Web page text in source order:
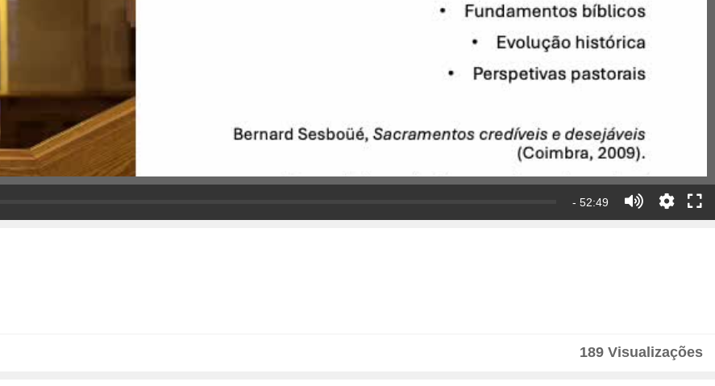
- 52:49
189 Visualizações